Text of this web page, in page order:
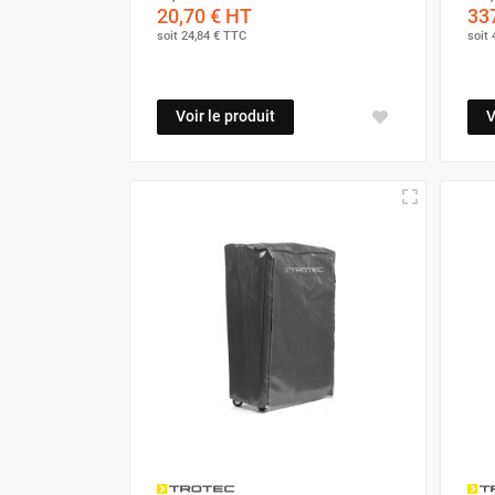
Chauffage FARM au gaz
carton
Chaudière fixe à eau
Aérotherme à eau chaude ou froide
Aérotherme au fioul
Aérotherme pompe à chaleur
(détente directe)
Chauffage mobile électrique, fioul et
Chauffage mobile électrique
20,70 € HT
soit 24,84 € TTC
Voir le produit
soit